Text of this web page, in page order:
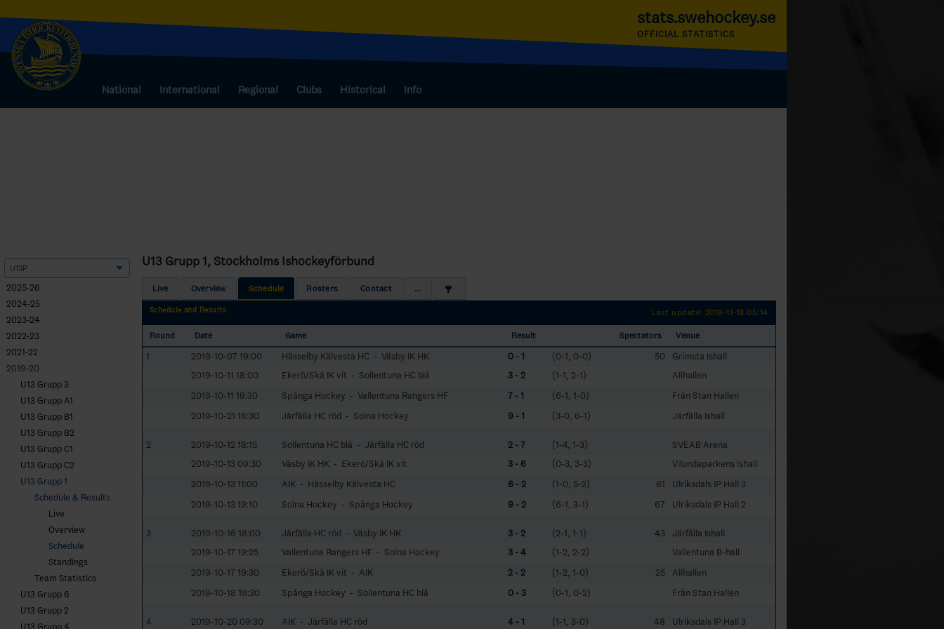
National International Regional Clubs Historical Info
stats.swehockey.se
OFFICIAL STATISTICS
2025-26
2024-25
2023-24
2022-23
2021-22
2019-20
U13 Grupp 3
U13 Grupp A1
U13 Grupp B1
U13 Grupp B2
U13 Grupp C1
U13 Grupp C2
U13 Grupp 1
Schedule & Results
Live
Overview
Schedule
Standings
Team Statistics
U13 Grupp 6
U13 Grupp 2
U13 Grupp 4
U13 Grupp 1, Stockholms Ishockeyförbund
Live Overview Schedule Rosters Contact ...
Schedule and Results Last update: 2019-11-18 05:14
Round Date Game Result Spectators Venue
1 2019-10-07 19:00 Hässelby Kälvesta HC - Väsby IK HK 0 - 1 (0-1, 0-0) 50
Grimsta Ishall
2019-10-11 18:00
Ekerö/Skå IK vit - Sollentuna HC blå 3 - 2 (1-1, 2-1)
Allhallen
2019-10-11 19:30
Spånga Hockey - Vallentuna Rangers HF 7 - 1 (6-1, 1-0)
Från Stan Hallen
2019-10-21 18:30
Järfälla HC röd - Solna Hockey 9 - 1 (3-0, 6-1) Järfälla Ishall
2 2019-10-12 18:15 Sollentuna HC blå - Järfälla HC röd 2 - 7 (1-4, 1-3)
SVEAB Arena
2019-10-13 09:30
Väsby IK HK - Ekerö/Skå IK vit 3 - 6 (0-3, 3-3)
Vilundaparkens Ishall
2019-10-13 11:00
AIK - Hässelby Kälvesta HC 6 - 2 (1-0, 5-2) 61
Ulriksdals IP Hall 3
2019-10-13 19:10
Solna Hockey - Spånga Hockey 9 - 2 (6-1, 3-1) 67 Ulriksdals IP Hall 2
3 2019-10-16 18:00 Järfälla HC röd - Väsby IK HK 3 - 2 (2-1, 1-1) 43
Järfälla Ishall
2019-10-17 19:25
Vallentuna Rangers HF - Solna Hockey 3 - 4 (1-2, 2-2)
Vallentuna B-hall
2019-10-17 19:30
Ekerö/Skå IK vit - AIK 2 - 2 (1-2, 1-0) 25
Allhallen
2019-10-18 19:30
Spånga Hockey - Sollentuna HC blå 0 - 3 (0-1, 0-2) Från Stan Hallen
4 2019-10-20 09:30 AIK - Järfälla HC röd 4 - 1 (1-1, 3-0) 48
Ulriksdals IP Hall 3